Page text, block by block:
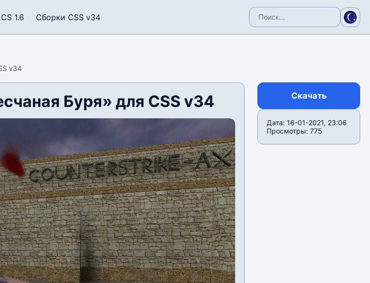
1.6 Сборки CSS v34
v34
Буря» для CSS v34 Скачать
Дата: 16-01-2021, 23:06
Просмотры: 775